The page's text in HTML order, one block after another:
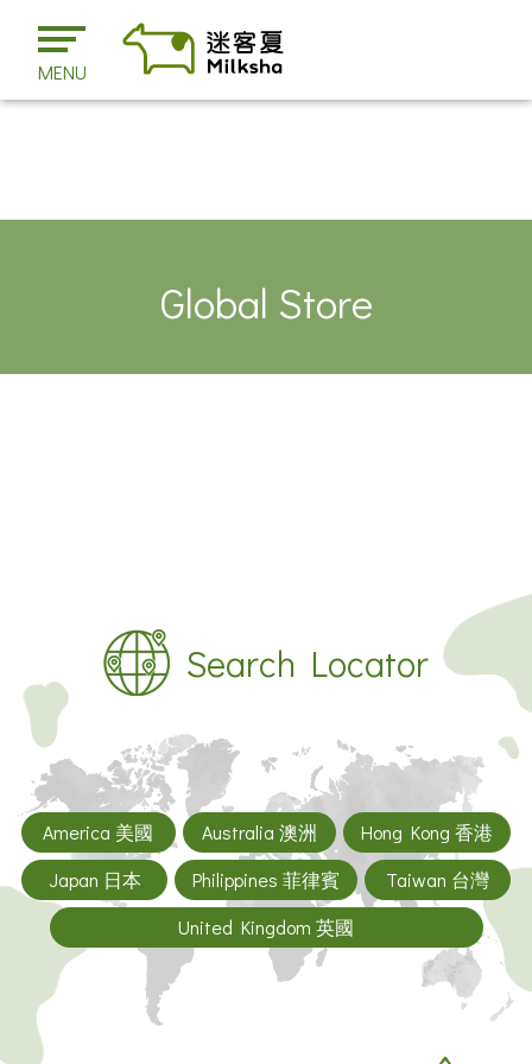
MENU
Global Store
Search Locator
America 美國 Australia 澳洲
Hong Kong 香港
Japan 日本
Philippines 菲律賓
Taiwan 台灣
United Kingdom 英國